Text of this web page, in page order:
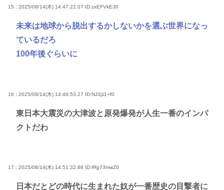
15 : 2025/08/14(木) 14:47:22.07 ID:zxEFVkE30
未来は地球から脱出するかしないかを選ぶ世界になっ
ているだろ
100年後ぐらいに
16 : 2025/08/14(木) 14:49:53.27 ID:NJ3j11+f0
東日本大震災の大津波と原発爆発が人生一番のインパ
クトだわ
17 : 2025/08/14(木) 14:51:32.88 ID:fRg73mwZ0
日本だとどの時代に生まれた奴が一番歴史の目撃者に